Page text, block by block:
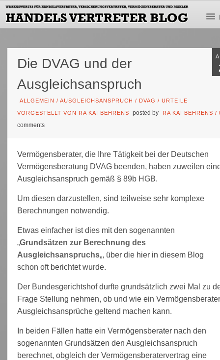
Die DVAG und der
Ausgleichsanspruch
ALLGEMEIN /AUSGLEICHSANSPRUCH / DVAG /URTEILE
VORGESTELLT VON RA KAI BEHRENS posted by RA KAI BEHRENS /
comments
Vermögensberater, die Ihre Tätigkeit bei der Deutschen
Vermögensberatung DVAG beenden, haben zuweilen
Ausgleichsanspruch gemäß § 89b HGB.
Um diesen darzustellen, sind teilweise sehr komplexe
Berechnungen notwendig.
Etwas einfacher ist dies mit den sogenannten
„Grundsätzen zur Berechnung des
Ausgleichsanspruchs„, über die hier in diesem Blog
schon oft berichtet wurde.
Der Bundesgerichtshof durfte grundsätzlich zwei Mal zu
Frage Stellung nehmen, ob und wie ein
Ausgleichsansprüche geltend machen kann.
In beiden Fällen hatte ein Vermögensberater nach den
sogenannten Grundsätzen den Ausgleichsanspruch
berechnet, obgleich der Vermögensberatervertrag eine